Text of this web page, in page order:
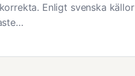
Enligt svenska källor